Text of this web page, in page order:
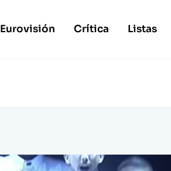
Eurovisión Crítica Listas